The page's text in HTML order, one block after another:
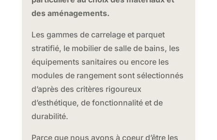
des aménagements.
Les gammes de carrelage et parquet
stratifié, le mobilier de salle de bains, les
équipements sanitaires ou encore les
modules de rangement sont sélectionnés
d’après des critères rigoureux
d’esthétique, de fonctionnalité et de
durabilité.
Parce que nous avons à coeur d’être les